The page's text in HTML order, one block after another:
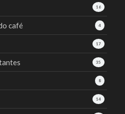
16
4
café
17
35
8
14